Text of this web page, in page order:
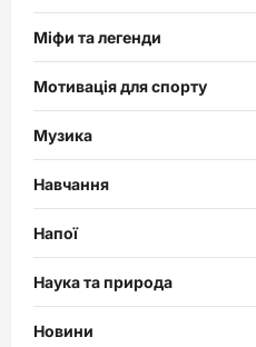
Міфи та легенди
Мотивація для спорту
Музика
Навчання
Напої
Наука та природа
Новини